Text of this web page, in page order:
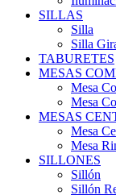
SILLAS
Silla
Silla
TABURETES
MESAS
Mesa
Mesa
MESAS
Mesa
Mesa
SILLONES
Sillón
Sillón